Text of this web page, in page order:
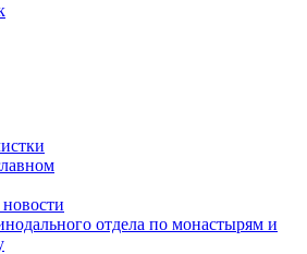
отдела по монастырям и